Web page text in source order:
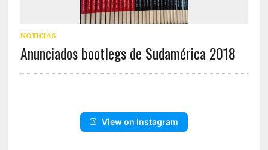
NOTICIAS
Anunciados bootlegs de Sudamérica 2018
View on Instagram